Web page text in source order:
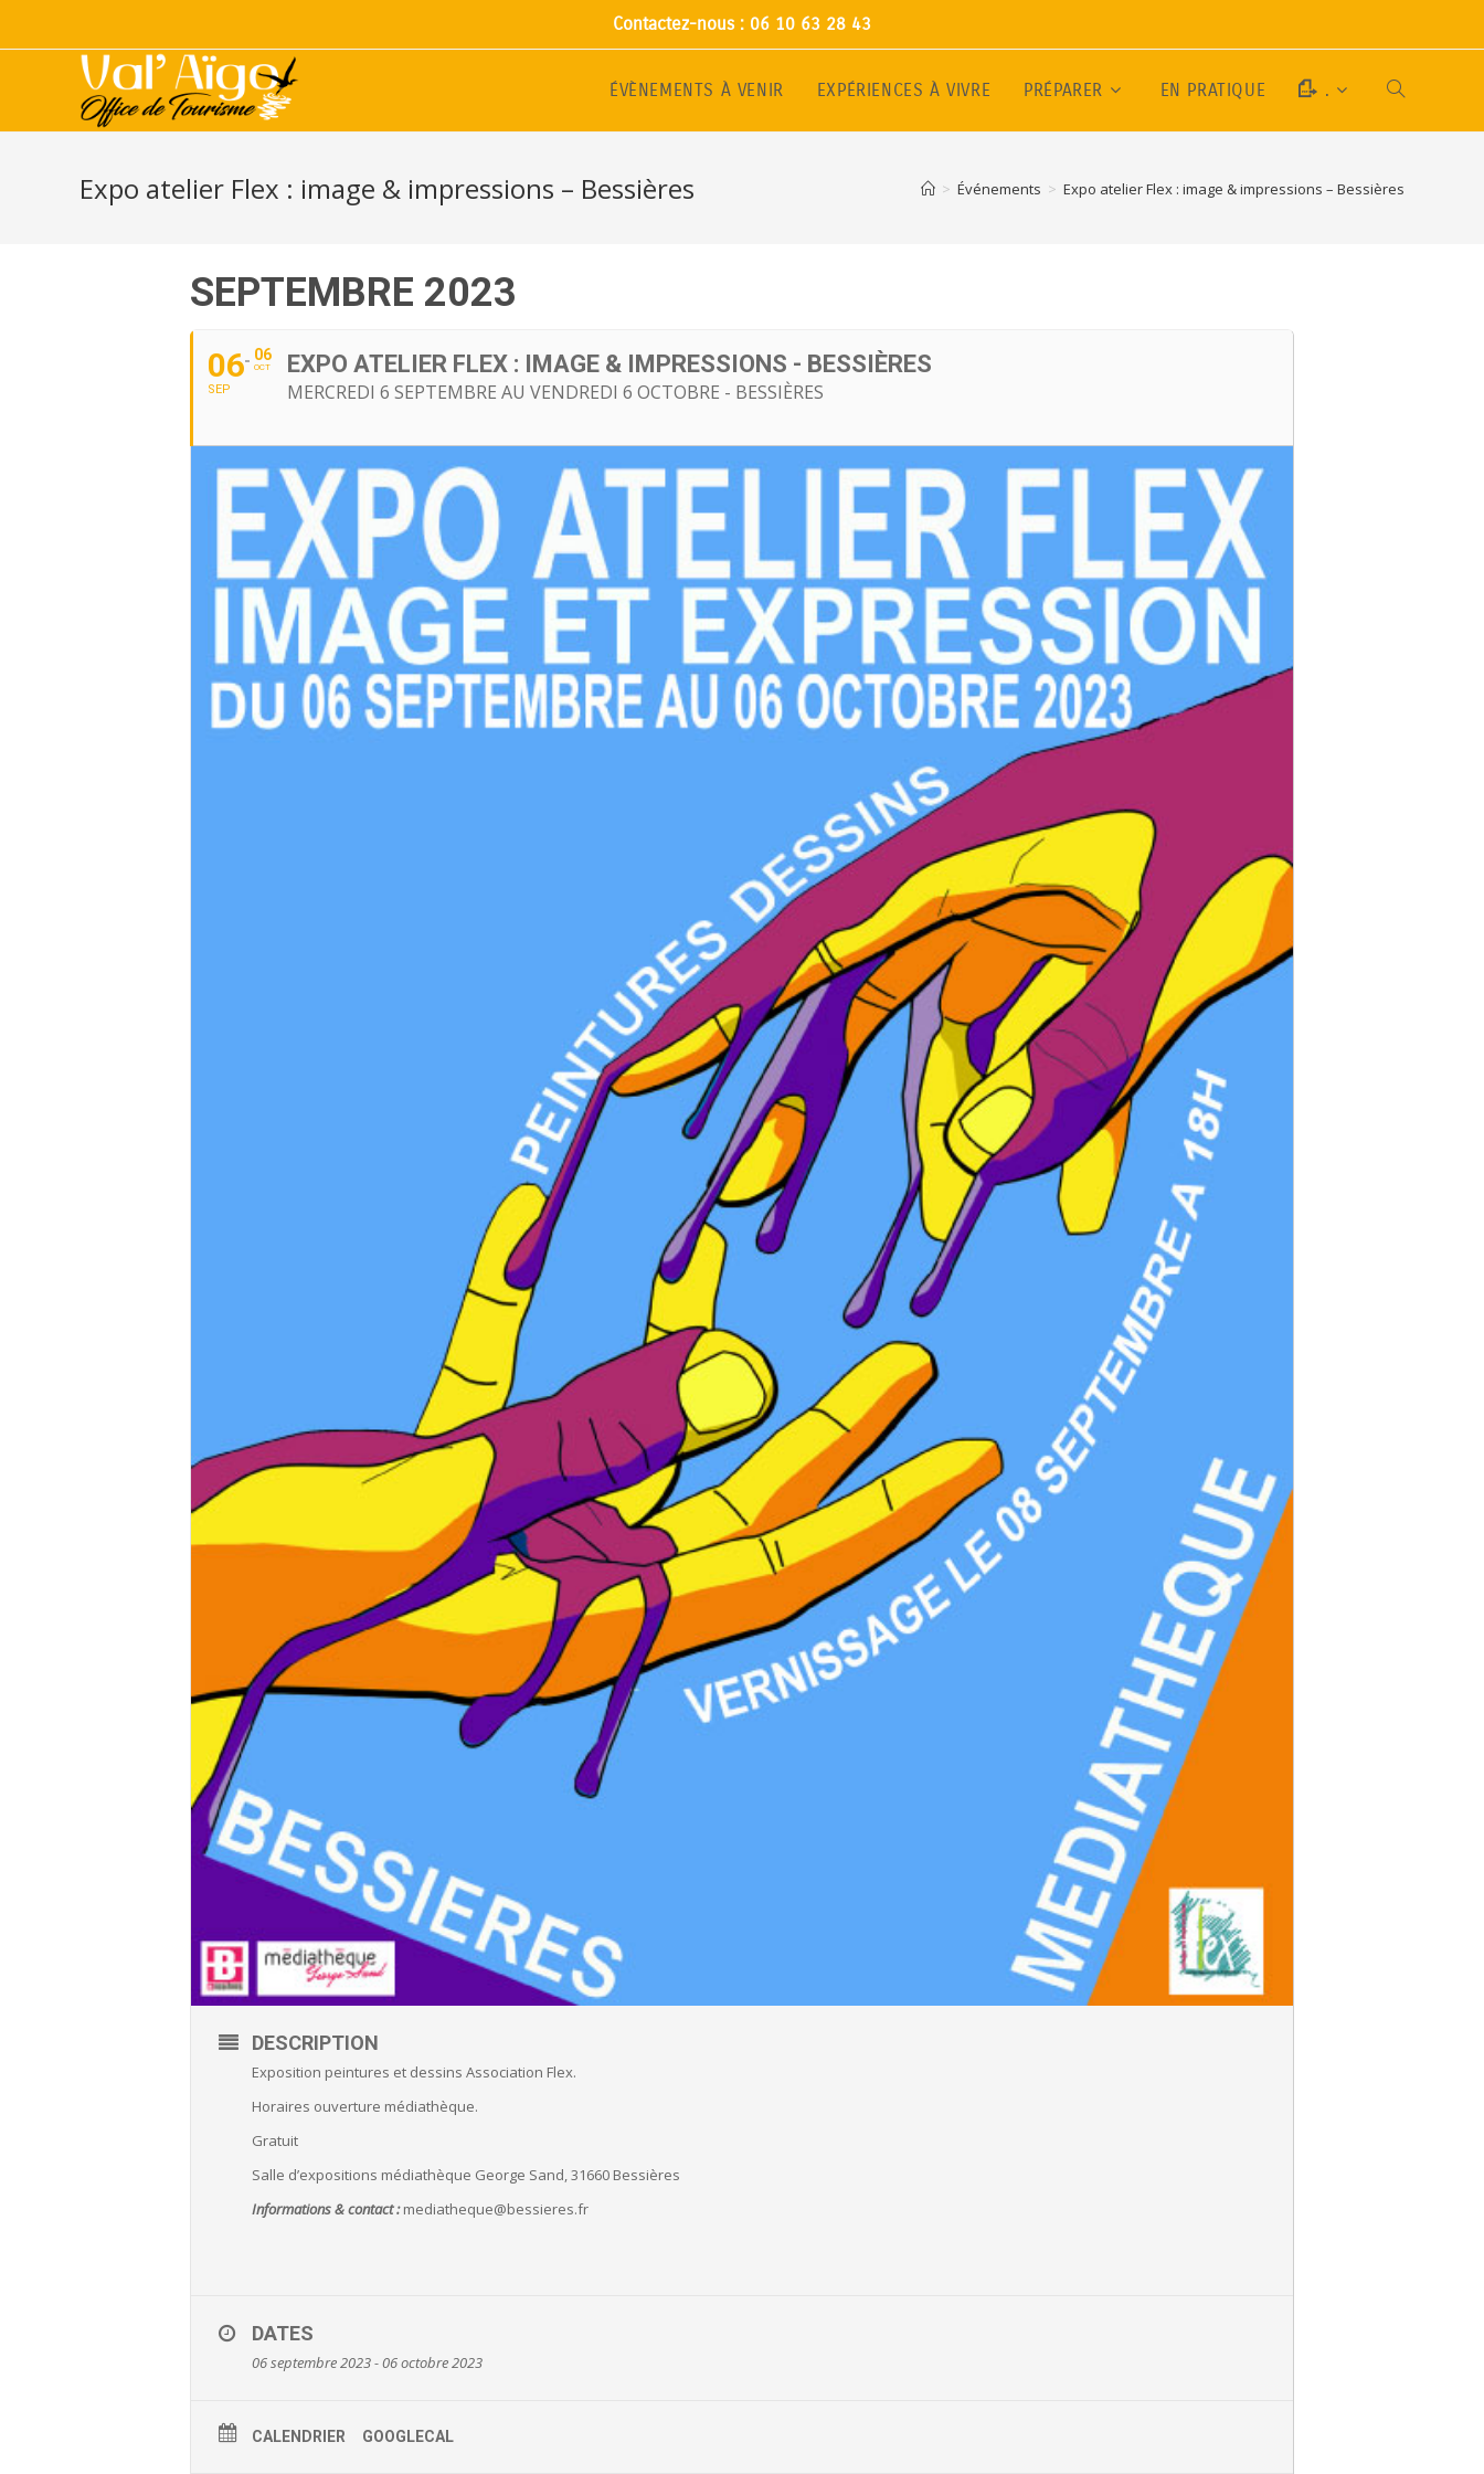
Contactez-nous : 06 10 63 28 43
ÉVÈNEMENTS À VENIR EXPÉRIENCES À VIVRE PRÉPARER EN PRATIQUE .
Expo atelier Flex : image & impressions – Bessières > Événements > Expo atelier Flex : image & impressions – Bessières
SEPTEMBRE 2023
06
SEP
06
OCT EXPO ATELIER FLEX : IMAGE & IMPRESSIONS - BESSIÈRES
MERCREDI 6 SEPTEMBRE AU VENDREDI 6 OCTOBRE - BESSIÈRES
DESCRIPTION
Exposition peintures et dessins Association Flex.
Horaires ouverture médiathèque.
Gratuit
Salle d’expositions médiathèque George Sand, 31660 Bessières
Informations & contact :mediatheque@bessieres.fr
DATES
06 septembre 2023 - 06 octobre 2023
CALENDRIER GOOGLECAL